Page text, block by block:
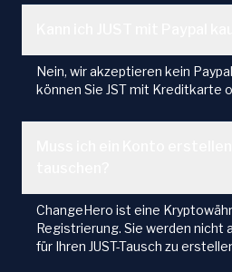
Nein, wir akzeptieren kein
können Sie JST mit Kreditkarte
ChangeHero ist eine
Registrierung. Sie werden nicht
für Ihren JUST-Tausch zu